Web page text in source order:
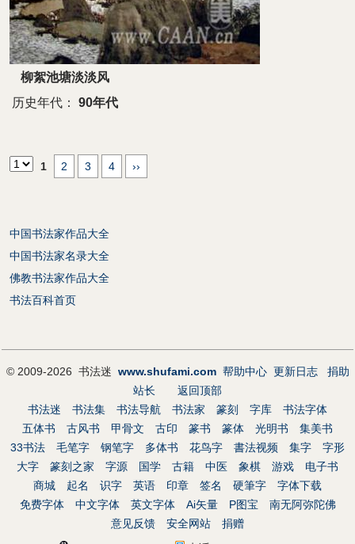
柳絮池塘淡淡风
历史年代：
90年代
1 2 3 4 ››
中国书法家作品大全
中国书法家名录大全
佛教书法家作品大全
书法百科首页
© 2009-2026 书法迷 www.shufami.com 帮助中心 更新日志
捐助
站长
返回顶部
书法迷
书法集 书法导航 书法家 篆刻 字库
书法字体
五体书
古风书 甲骨文 古印 篆书 篆体 光明书
集美书
33书法
毛笔字 钢笔字 多体书 花鸟字 書法视频 集字
字形
大字
篆刻之家 字源 国学 古籍 中医 象棋 游戏
电子书
商城
起名 识字 英语 印章 签名 硬筆字
字体下载
免费字体
中文字体 英文字体 Ai矢量 P图宝
南无阿弥陀佛
意见反馈
安全网站
捐赠